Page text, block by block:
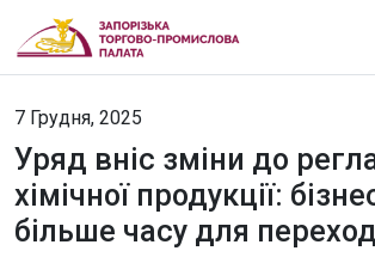
7 Грудня, 2025
Уряд вніс зміни до
хімічної продукції:
більше часу для